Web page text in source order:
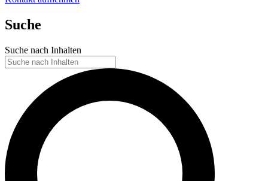
Suche
Suche nach Inhalten